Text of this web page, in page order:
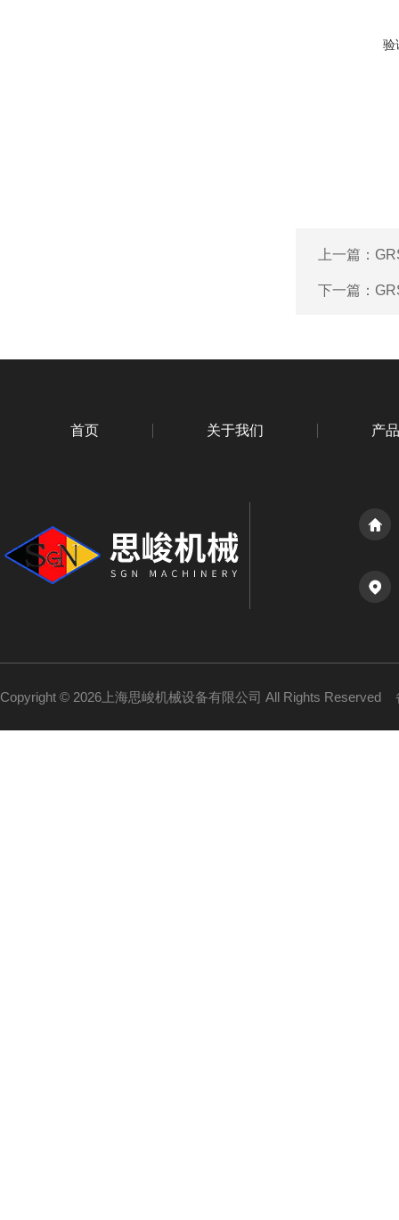
验
上一篇：
下一篇：
首页 关于我们 产
Copyright © 2026上海思峻机械设备有限公司 All Rights Reserved